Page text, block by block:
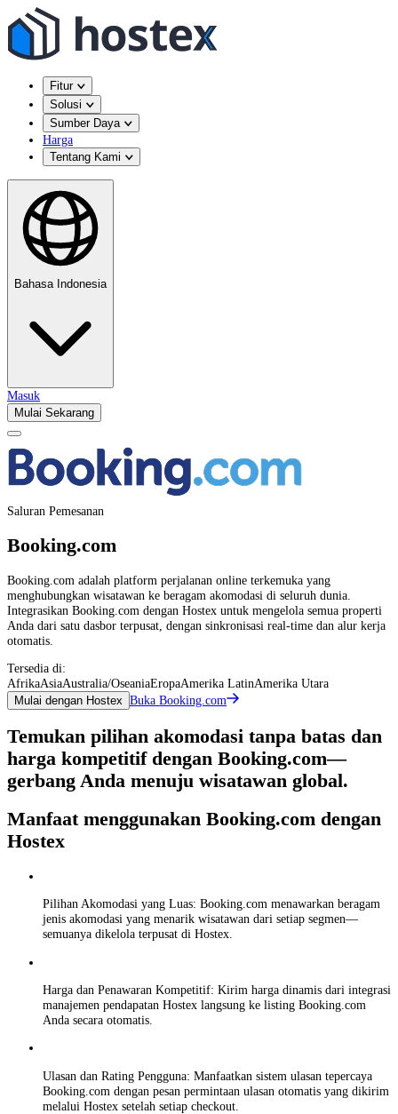
Fitur
Solusi
Sumber Daya
Harga
Tentang Kami
Bahasa Indonesia
Masuk
Mulai Sekarang
Saluran Pemesanan
Booking.com
Booking.com adalah platform perjalanan online terkemuka yang
menghubungkan wisatawan ke beragam akomodasi di seluruh dunia.
Integrasikan Booking.com dengan Hostex untuk mengelola semua properti
Anda dari satu dasbor terpusat, dengan sinkronisasi real-time dan alur kerja
otomatis.
Tersedia di:
AfrikaAsiaAustralia/OseaniaEropaAmerika LatinAmerika Utara
Mulai dengan Hostex Buka Booking.com
Temukan pilihan akomodasi tanpa batas dan
harga kompetitif dengan Booking.com—
gerbang Anda menuju wisatawan global.
Manfaat menggunakan Booking.com dengan
Hostex
Pilihan Akomodasi yang Luas: Booking.com menawarkan beragam
jenis akomodasi yang menarik wisatawan dari setiap segmen—
semuanya dikelola terpusat di Hostex.
Harga dan Penawaran Kompetitif: Kirim harga dinamis dari integrasi
manajemen pendapatan Hostex langsung ke listing Booking.com
Anda secara otomatis.
Ulasan dan Rating Pengguna: Manfaatkan sistem ulasan tepercaya
Booking.com dengan pesan permintaan ulasan otomatis yang dikirim
melalui Hostex setelah setiap checkout.